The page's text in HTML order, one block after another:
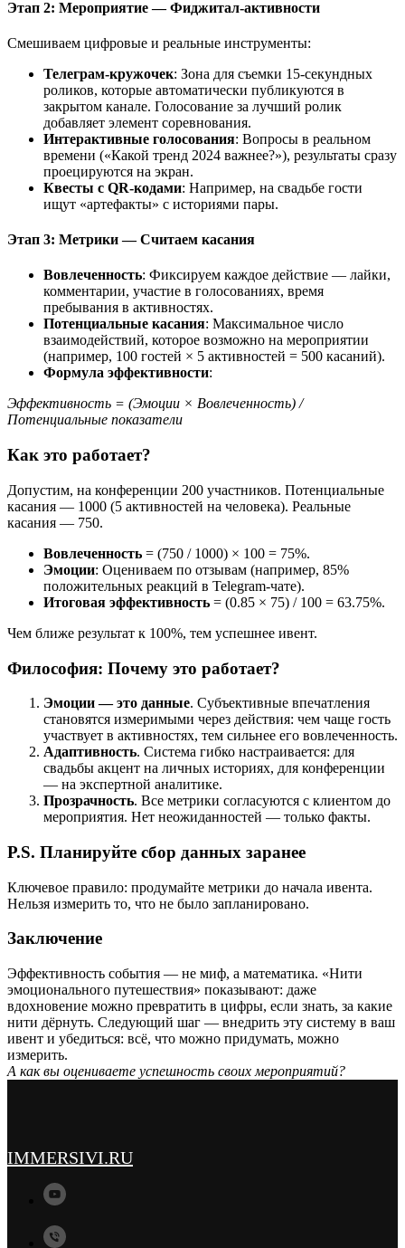
Этап 2: Мероприятие — Фиджитал-активности
Смешиваем цифровые и реальные инструменты:
Телеграм-кружочек: Зона для съемки 15-секундных
роликов, которые автоматически публикуются в
закрытом канале. Голосование за лучший ролик
добавляет элемент соревнования.
Интерактивные голосования: Вопросы в реальном
времени («Какой тренд 2024 важнее?»), результаты сразу
проецируются на экран.
Квесты с QR-кодами: Например, на свадьбе гости
ищут «артефакты» с историями пары.
Этап 3: Метрики — Считаем касания
Вовлеченность: Фиксируем каждое действие — лайки,
комментарии, участие в голосованиях, время
пребывания в активностях.
Потенциальные касания: Максимальное число
взаимодействий, которое возможно на мероприятии
(например, 100 гостей × 5 активностей = 500 касаний).
Формула эффективности:
Эффективность = (Эмоции × Вовлеченность) /
Потенциальные показатели
Как это работает?
Допустим, на конференции 200 участников. Потенциальные
касания — 1000 (5 активностей на человека). Реальные
касания — 750.
Вовлеченность = (750 / 1000) × 100 = 75%.
Эмоции: Оцениваем по отзывам (например, 85%
положительных реакций в Telegram-чате).
Итоговая эффективность = (0.85 × 75) / 100 = 63.75%.
Чем ближе результат к 100%, тем успешнее ивент.
Философия: Почему это работает?
Эмоции — это данные. Субъективные впечатления
становятся измеримыми через действия: чем чаще гость
участвует в активностях, тем сильнее его вовлеченность.
Адаптивность. Система гибко настраивается: для
свадьбы акцент на личных историях, для конференции
— на экспертной аналитике.
Прозрачность. Все метрики согласуются с клиентом до
мероприятия. Нет неожиданностей — только факты.
P.S. Планируйте сбор данных заранее
Ключевое правило: продумайте метрики до начала ивента.
Нельзя измерить то, что не было запланировано.
Заключение
Эффективность события — не миф, а математика. «Нити
эмоционального путешествия» показывают: даже
вдохновение можно превратить в цифры, если знать, за какие
нити дёрнуть. Следующий шаг — внедрить эту систему в ваш
ивент и убедиться: всё, что можно придумать, можно
измерить.
А как вы оцениваете успешность своих мероприятий?
IMMERSIVI.RU